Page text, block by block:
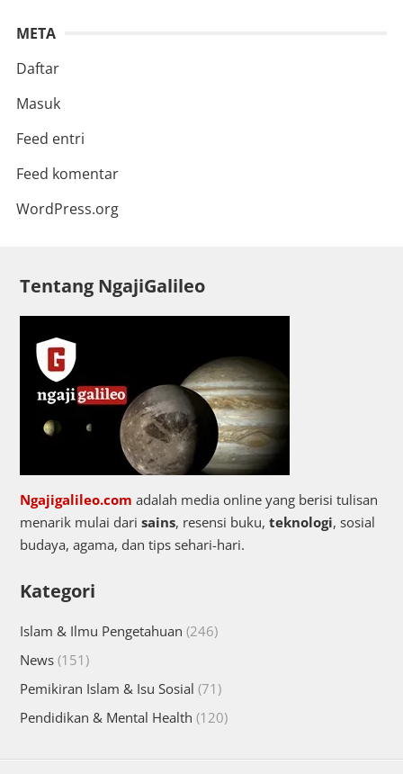
META
Daftar
Masuk
Feed entri
Feed komentar
WordPress.org
Tentang NgajiGalileo
Ngajigalileo.com adalah media online yang berisi tulisan
menarik mulai dari sains, resensi buku, teknologi, sosial
budaya, agama, dan tips sehari-hari.
Kategori
Islam & Ilmu Pengetahuan (246)
News(151)
Pemikiran Islam & Isu Sosial (71)
Pendidikan & Mental Health (120)